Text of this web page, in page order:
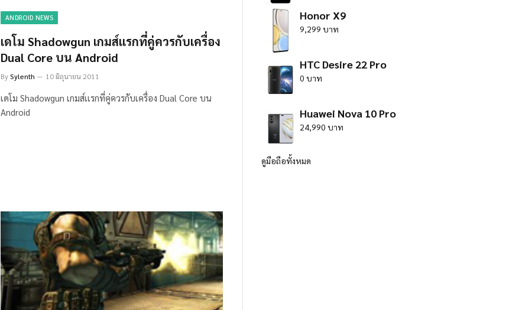
ANDROID NEWS
เดโม Shadowgun เกมส์เเรกที่คู่ควรกับเครื่อง
Dual Core บน Android
BySylenth 10 มิถุนายน 2011
เดโม Shadowgun เกมส์เเรกที่คู่ควรกับเครื่อง Dual Core บน
Android
Honor X9
9,299 บาท
HTC Desire 22 Pro
0 บาท
Huawei Nova 10 Pro
24,990 บาท
ดูมือถือทั้งหมด